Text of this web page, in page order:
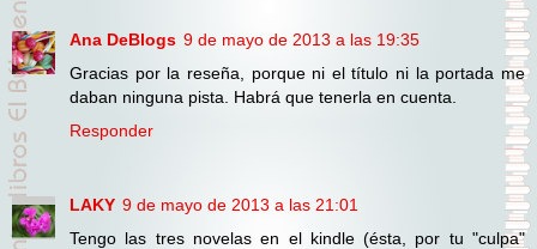
Ana DeBlogs 9 de mayo de 2013 a las 19:35
Gracias por la reseña, porque ni el título ni la portada me
daban ninguna pista. Habrá que tenerla en cuenta.
Responder
LAKY 9 de mayo de 2013 a las 21:01
Tengo las tres novelas en el kindle (ésta, por tu "culpa"